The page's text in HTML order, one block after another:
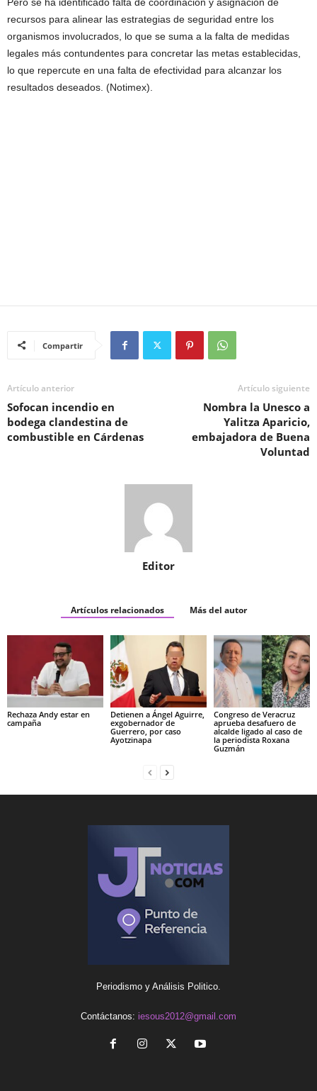
recursos para alinear las estrategias de seguridad entre los
organismos involucrados, lo que se suma a la falta de medidas
legales más contundentes para concretar las metas establecidas,
lo que repercute en una falta de efectividad para alcanzar los
resultados deseados. (Notimex).
Compartir
Artículo anterior
Sofocan incendio en
bodega clandestina de
combustible en Cárdenas
Artículo siguiente
Nombra la Unesco a
Yalitza Aparicio,
embajadora de Buena
Voluntad
Editor
Artículos relacionados Más del autor
Rechaza Andy estar en
campaña
Detienen a Ángel Aguirre,
exgobernador de
Guerrero, por caso
Ayotzinapa
Congreso de Veracruz
aprueba desafuero de
alcalde ligado al caso de
la periodista Roxana
Guzmán
Periodismo y Análisis Politico.
Contáctanos: iesous2012@gmail.com